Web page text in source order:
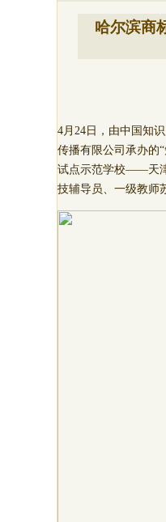
哈尔滨商
4月24日，由中国知
传播有限公司承办的
试点示范学校——天
技辅导员、一级教师